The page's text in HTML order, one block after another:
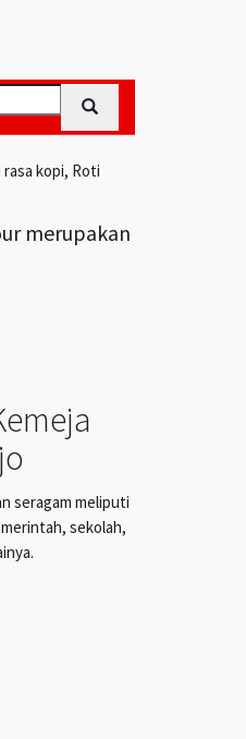
kopi, Roti
merupakan
seragam meliputi
sekolah,